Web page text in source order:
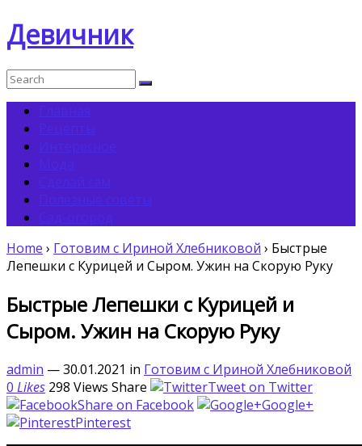
Девичник
Home › Готовим с Ириной Хлебниковой › Быстрые
Лепешки с Курицей и Сыром. Ужин на Скорую Руку
Быстрые Лепешки с Курицей и
Сыром. Ужин на Скорую Руку
admin — 30.01.2021 in Готовим с Ириной Хлебниковой
0 Likes 298 Views Share
Tweet on Twitter
Share on Facebook
Google+
Pinterest